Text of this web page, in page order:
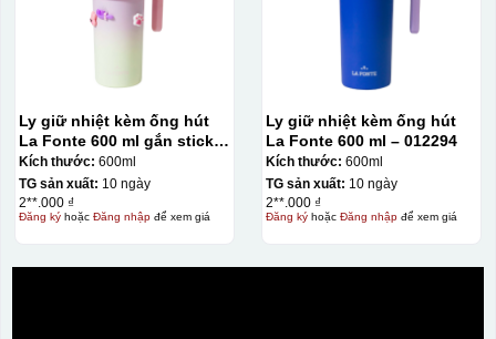
Ly giữ nhiệt kèm ống hút
La Fonte 600 ml gắn sticker
– 012294
Kích thước: 600ml
TG sản xuất: 10 ngày
2**.000 ₫
Đăng kýhoặc Đăng nhậpđể xem giá
Ly giữ nhiệt kèm ống hút
La Fonte 600 ml – 012294
Kích thước: 600ml
TG sản xuất: 10 ngày
2**.000 ₫
Đăng kýhoặc Đăng nhậpđể xem giá